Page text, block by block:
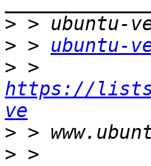
>
> > ubuntu-
>
https://
ve
>
> >